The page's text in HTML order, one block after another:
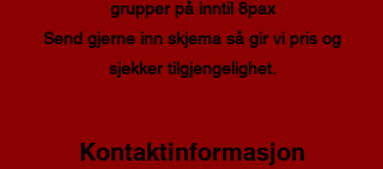
grupper på inntil 8pax
Send gjerne inn skjema så gir vi pris og
sjekker tilgjengelighet.
Kontaktinformasjon